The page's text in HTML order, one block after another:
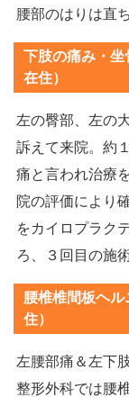
腰部のはりは直
下肢の痛み・
在住）
左の臀部、左の
訴えて来院。約
痛と言われ治療
院の評価により
をカイロプラク
ろ、３回目の施
腰椎椎間板ヘ
住）
左腰部痛＆左下
整形外科では腰